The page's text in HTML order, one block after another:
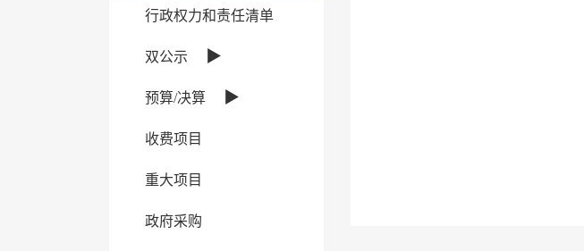
行政权力和责任清单
双公示 ▶
预算/决算 ▶
收费项目
重大项目
政府采购